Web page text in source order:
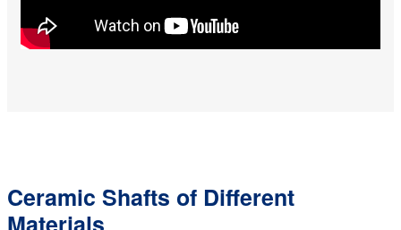
Ceramic Shafts of Different